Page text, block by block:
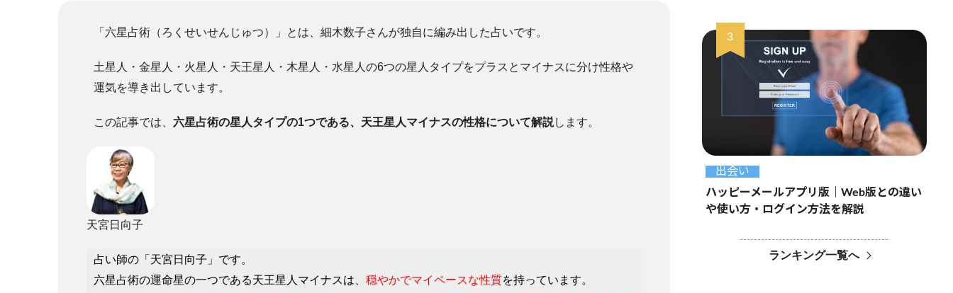
「六星占術（ろくせいせんじゅつ）」とは、細木数子さんが独自に編み出した占いです。
土星人・金星人・火星人・天王星人・木星人・水星人の6つの星人タイプをプラスとマイナスに分け性格や
運気を導き出しています。
この記事では、 六星占術の星人タイプの1つである、天王星人マイナスの性格について解説します。
天宮日向子
占い師の「天宮日向子」です。
六星占術の運命星の一つである天王星人マイナスは、 穏やかでマイペースな性質を持っています。
出会い
ハッピーメールアプリ版｜Web版との違い
や使い方・ログイン方法を解説
ランキング一覧へ